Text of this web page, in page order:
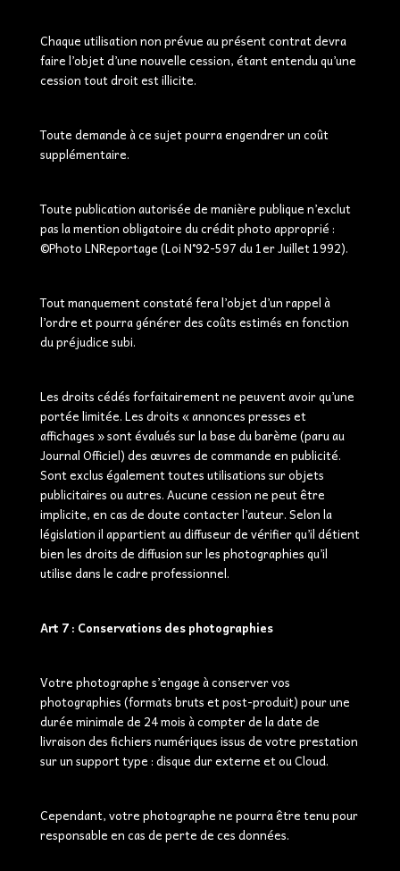
Chaque utilisation non prévue au présent contrat devra
faire l’objet d’une nouvelle cession, étant entendu qu’une
cession tout droit est illicite.
Toute demande à ce sujet pourra engendrer un coût
supplémentaire.
Toute publication autorisée de manière publique n’exclut
pas la mention obligatoire du crédit photo approprié :
©Photo LNReportage (Loi N°92-597 du 1er Juillet 1992).
Tout manquement constaté fera l’objet d’un rappel à
l’ordre et pourra générer des coûts estimés en fonction
du préjudice subi.
Les droits cédés forfaitairement ne peuvent avoir qu’une
portée limitée. Les droits « annonces presses et
affichages » sont évalués sur la base du barème (paru au
Journal Officiel) des œuvres de commande en publicité.
Sont exclus également toutes utilisations sur objets
publicitaires ou autres. Aucune cession ne peut être
implicite, en cas de doute contacter l’auteur. Selon la
législation il appartient au diffuseur de vérifier qu’il détient
bien les droits de diffusion sur les photographies qu’il
utilise dans le cadre professionnel.
Art 7 : Conservations des photographies
Votre photographe s’engage à conserver vos
photographies (formats bruts et post-produit) pour une
durée minimale de 24 mois à compter de la date de
livraison des fichiers numériques issus de votre prestation
sur un support type : disque dur externe et ou Cloud.
Cependant, votre photographe ne pourra être tenu pour
responsable en cas de perte de ces données.